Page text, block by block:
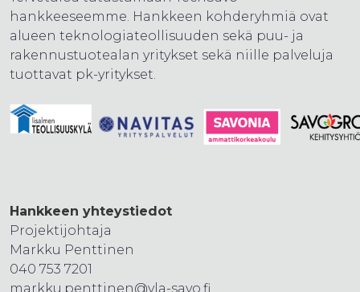
hankkeeseemme. Hankkeen kohderyhmiä ovat
alueen teknologiateollisuuden sekä puu- ja
rakennustuotealan yritykset sekä niille palveluja
tuottavat pk-yritykset.
Hankkeen yhteystiedot
Projektijohtaja
Markku Penttinen
040 753 7201
markku.penttinen@yla-savo.fi